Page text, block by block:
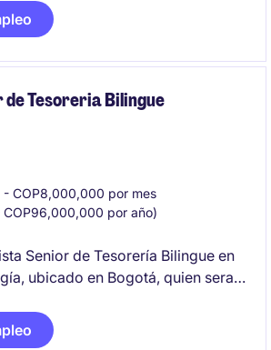
comerciales y gestionar equipos
los objetivos establecidos.
en el sector de HVAC.
Tesoreria Bilingue
COP8,000,000 por mes
por año)
Senior de Tesorería Bilingue en
ubicado en Bogotá, quien sera
la liquidez de la compañía a través
flujo de caja, operaciones